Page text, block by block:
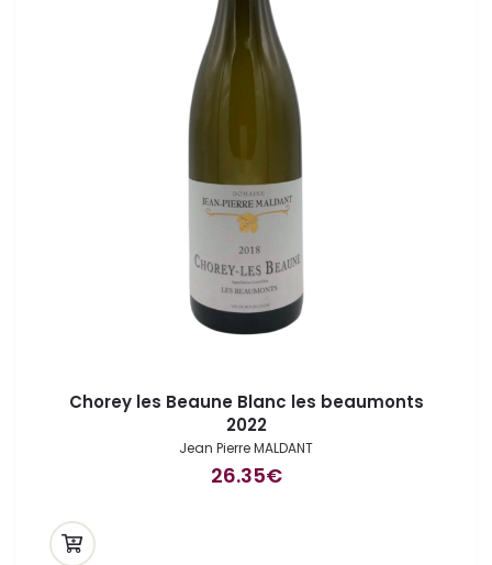
Chorey les Beaune Blanc les beaumonts
2022
Jean Pierre MALDANT
26.35€